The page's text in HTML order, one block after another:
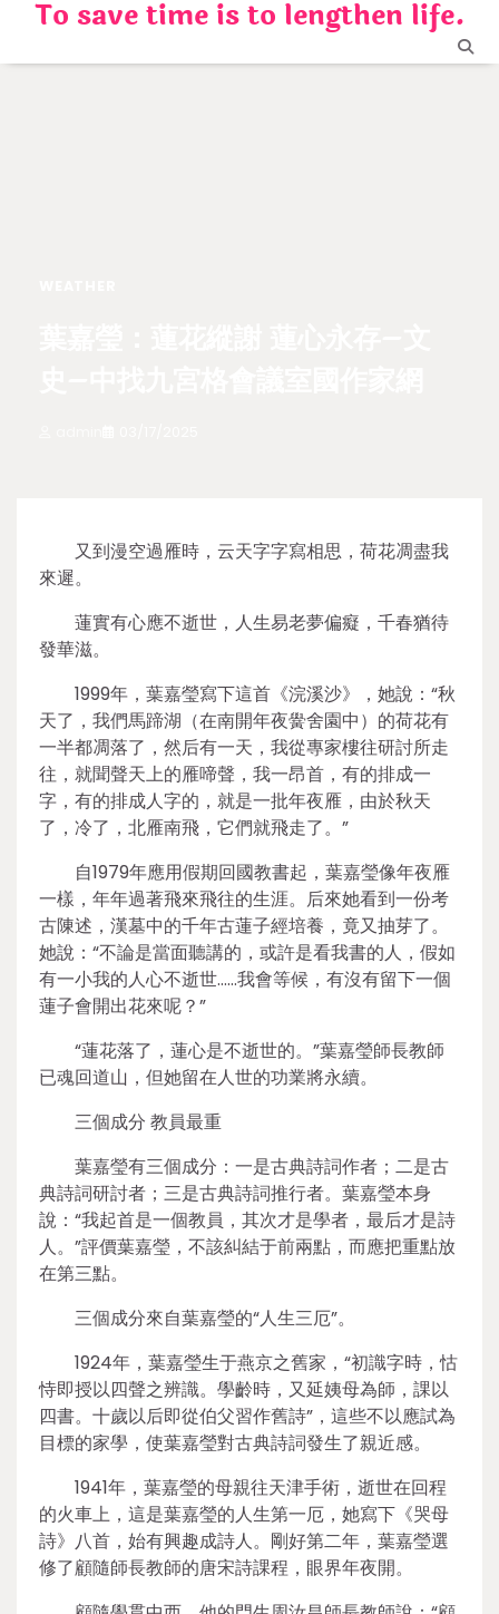
content
To save time is to lengthen life.
又到漫空過雁時，云天字字寫相思，荷花凋盡我
來遲。
蓮實有心應不逝世，人生易老夢偏癡，千春猶待
發華滋。
1999年，葉嘉瑩寫下這首《浣溪沙》，她說：“秋
天了，我們馬蹄湖（在南開年夜黌舍園中）的荷花有
一半都凋落了，然后有一天，我從專家樓往研討所走
往，就聞聲天上的雁啼聲，我一昂首，有的排成一
字，有的排成人字的，就是一批年夜雁，由於秋天
了，冷了，北雁南飛，它們就飛走了。”
自1979年應用假期回國教書起，葉嘉瑩像年夜雁
一樣，年年過著飛來飛往的生涯。后來她看到一份考
古陳述，漢墓中的千年古蓮子經培養，竟又抽芽了。
她說：“不論是當面聽講的，或許是看我書的人，假如
有一小我的人心不逝世……我會等候，有沒有留下一個
蓮子會開出花來呢？”
“蓮花落了，蓮心是不逝世的。”葉嘉瑩師長教師
已魂回道山，但她留在人世的功業將永續。
三個成分 教員最重
葉嘉瑩有三個成分：一是古典詩詞作者；二是古
典詩詞研討者；三是古典詩詞推行者。葉嘉瑩本身
說：“我起首是一個教員，其次才是學者，最后才是詩
人。”評價葉嘉瑩，不該糾結于前兩點，而應把重點放
在第三點。
三個成分來自葉嘉瑩的“人生三厄”。
1924年，葉嘉瑩生于燕京之舊家，“初識字時，怙
恃即授以四聲之辨識。學齡時，又延姨母為師，課以
四書。十歲以后即從伯父習作舊詩”，這些不以應試為
目標的家學，使葉嘉瑩對古典詩詞發生了親近感。
1941年，葉嘉瑩的母親往天津手術，逝世在回程
的火車上，這是葉嘉瑩的人生第一厄，她寫下《哭母
詩》八首，始有興趣成詩人。剛好第二年，葉嘉瑩選
修了顧隨師長教師的唐宋詩課程，眼界年夜開。